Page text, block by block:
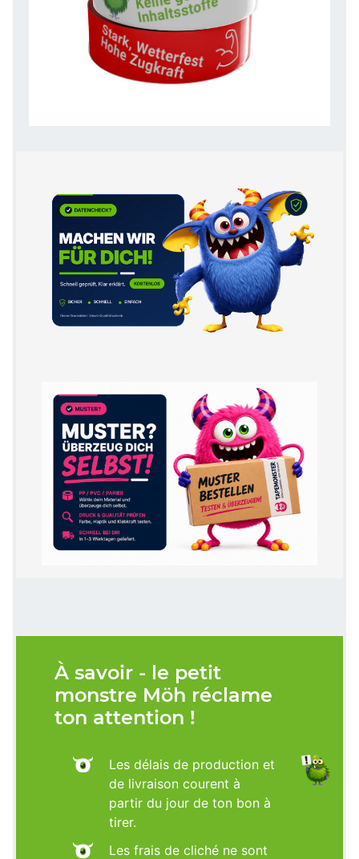
À savoir - le petit
monstre Möh réclame
ton attention !
Les délais de production et
de livraison courent à
partir du jour de ton bon à
tirer.
Les frais de cliché ne sont